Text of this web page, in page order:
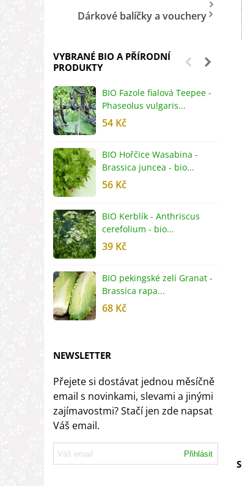
Dárkové balíčky a vouchery
VYBRANÉ BIO A PŘÍRODNÍ
PRODUKTY
BIO Fazole fialová Teepee -
Phaseolus vulgaris...
54 Kč
BIO Hořčice Wasabina -
Brassica juncea - bio...
56 Kč
BIO Kerblík - Anthriscus
cerefolium - bio...
39 Kč
BIO pekingské zelí Granat -
Brassica rapa...
68 Kč
NEWSLETTER
Přejete si dostávat jednou měsíčně
email s novinkami, slevami a jinými
zajímavostmi? Stačí jen zde napsat
Váš email.
Přihlásit